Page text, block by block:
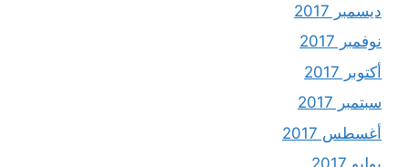
ديسمبر 2017
نوفمبر 2017
أكتوبر 2017
سبتمبر 2017
أغسطس 2017
يوليو 2017